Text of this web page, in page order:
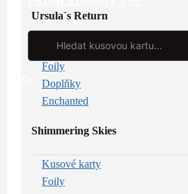
Search
Ursula´s Return
Kusové karty
Foily
Doplňky
Enchanted
Shimmering Skies
Kusové karty
Foily